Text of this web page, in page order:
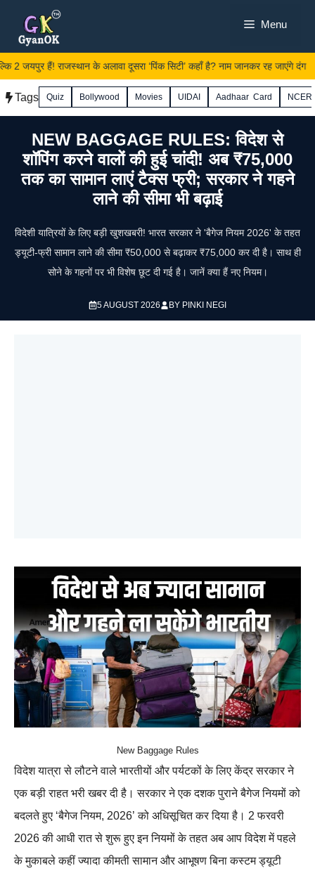
content
Menu
2 जयपुर हैं! राजस्थान के अलावा दूसरा ‘पिंक सिटी’ कहाँ है? नाम जानकर रह जाएंगे दंग
Tags Quiz Bollywood Movies UIDAI Aadhaar Card
NEW BAGGAGE RULES: विदेश से
शॉपिंग करने वालों की हुई चांदी! अब ₹75,000
तक का सामान लाएं टैक्स फ्री; सरकार ने गहने
लाने की सीमा भी बढ़ाई
विदेशी यात्रियों के लिए बड़ी खुशखबरी! भारत सरकार ने 'बैगेज नियम 2026' के तहत
ड्यूटी-फ्री सामान लाने की सीमा ₹50,000 से बढ़ाकर ₹75,000 कर दी है। साथ ही
सोने के गहनों पर भी विशेष छूट दी गई है। जानें क्या हैं नए नियम।
5 AUGUST 2026 BY PINKI NEGI
New Baggage Rules
विदेश यात्रा से लौटने वाले भारतीयों और पर्यटकों के लिए केंद्र सरकार ने
एक बड़ी राहत भरी खबर दी है। सरकार ने एक दशक पुराने बैगेज नियमों को
बदलते हुए ‘बैगेज नियम, 2026’ को अधिसूचित कर दिया है। 2 फरवरी
2026 की आधी रात से शुरू हुए इन नियमों के तहत अब आप विदेश में पहले
के मुकाबले कहीं ज्यादा कीमती सामान और आभूषण बिना कस्टम ड्यूटी